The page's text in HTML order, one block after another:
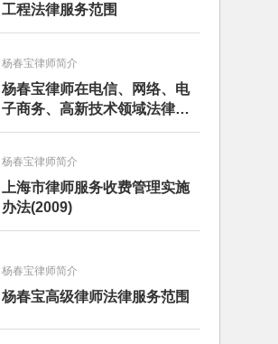
工程法律服务范围
杨春宝律师简介
杨春宝律师在电信、网络、电
子商务、高新技术领域法律服
务经验
杨春宝律师简介
上海市律师服务收费管理实施
办法(2009)
杨春宝律师简介
杨春宝高级律师法律服务范围